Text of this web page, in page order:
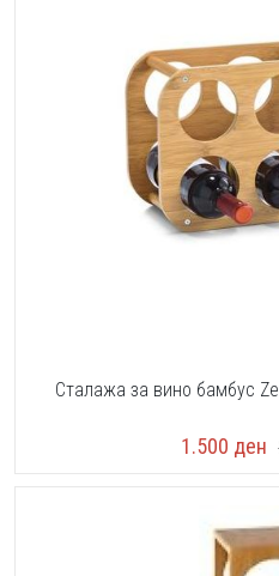
Сталажа за вино бамбус
1.500 ден